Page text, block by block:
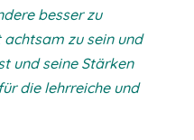
besser zu
zu sein und
und seine Stärken
die lehrreiche und